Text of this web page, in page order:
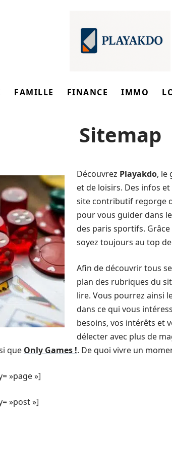
FAMILLE FINANCE IMMO
Sitemap
Découvrez Playakdo, le
et de loisirs. Des infos
site contributif regorge
pour vous guider dans
des paris sportifs. Grâce
soyez toujours au top
Afin de découvrir tous
plan des rubriques du
lire. Vous pourrez ainsi
dans ce qui vous
besoins, vos intérêts et
délecter avec plus de
que Only Games !. De quoi vivre un
»page »]
»post »]